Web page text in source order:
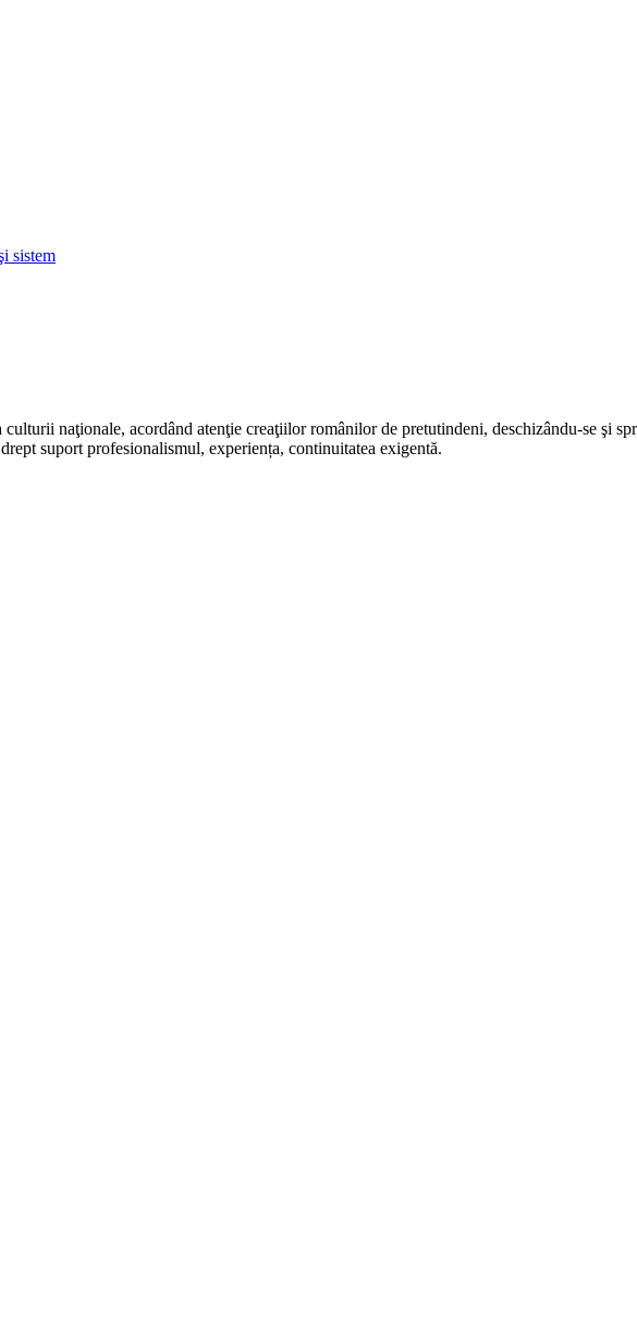
naţionale, acordând atenţie creaţiilor românilor de pretutindeni, deschizându-se şi
suport profesionalismul, experiența, continuitatea exigentă.